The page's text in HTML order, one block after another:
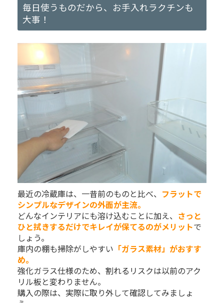
毎日使うものだから、お手入れラクチンも
大事！
最近の冷蔵庫は、一昔前のものと比べ、 フラットで
シンプルなデザインの外面が主流。
どんなインテリアにも溶け込むことに加え、 さっと
ひと拭きするだけでキレイが保てるのがメリットで
しょう。
庫内の棚も掃除がしやすい 「ガラス素材」がおすす
め。
強化ガラス仕様のため、割れるリスクは以前のアク
リル板と変わりません。
購入の際は、実際に取り外して確認してみましょ